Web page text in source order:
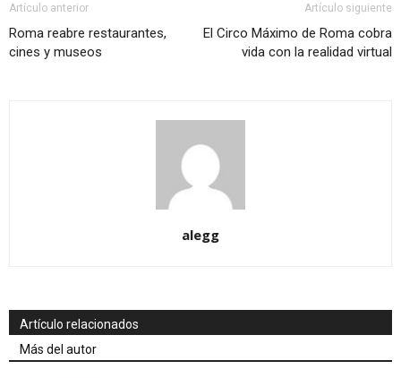
Artículo anterior
Roma reabre restaurantes,
cines y museos
Artículo siguiente
El Circo Máximo de Roma cobra
vida con la realidad virtual
alegg
Artículo relacionados
Más del autor